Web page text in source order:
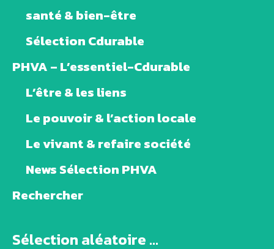
santé & bien-être
Sélection Cdurable
PHVA – L’essentiel-Cdurable
L’être & les liens
Le pouvoir & l’action locale
Le vivant & refaire société
News Sélection PHVA
Rechercher
Sélection aléatoire ...